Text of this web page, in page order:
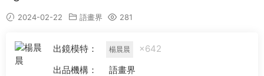
2024-02-22 語畫界 281
出鏡模特： 楊晨晨
×642
出品機構：
語畫界